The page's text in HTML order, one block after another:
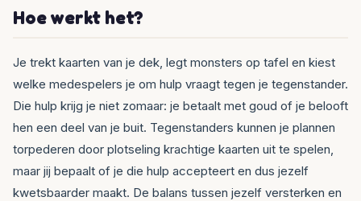
Hoe werkt het?
Je trekt kaarten van je dek, legt monsters op tafel en kiest
welke medespelers je om hulp vraagt tegen je tegenstander.
Die hulp krijg je niet zomaar: je betaalt met goud of je belooft
hen een deel van je buit. Tegenstanders kunnen je plannen
torpederen door plotseling krachtige kaarten uit te spelen,
maar jij bepaalt of je die hulp accepteert en dus jezelf
kwetsbaarder maakt. De balans tussen jezelf versterken en